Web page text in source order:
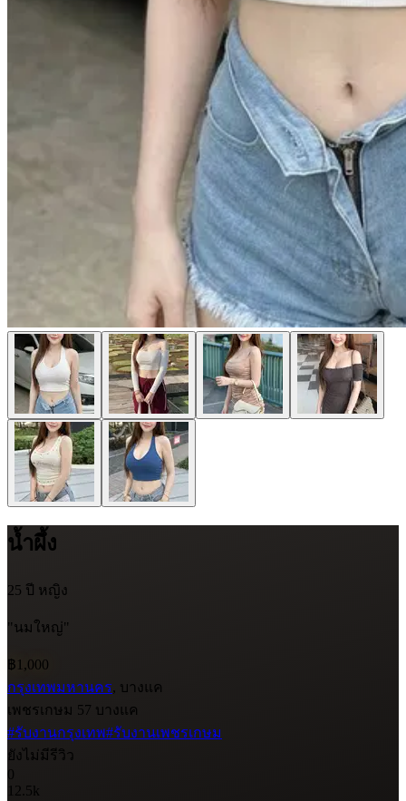
น้ำผึ้ง
25 ปี หญิง
"นมใหญ่"
฿1,000
กรุงเทพมหานคร, บางแค
เพชรเกษม 57 บางแค
#รับงานกรุงเทพ#รับงานเพชรเกษม
ยังไม่มีรีวิว
0
12.5k